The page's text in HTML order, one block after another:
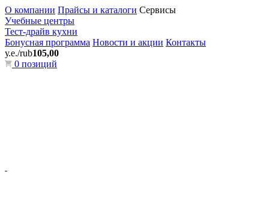
О компании Прайсы и каталоги Сервисы
Учебные центры
Тест-драйв кухни
Бонусная программа Новости и акции Контакты
у.е./rub105,00
0 позиций